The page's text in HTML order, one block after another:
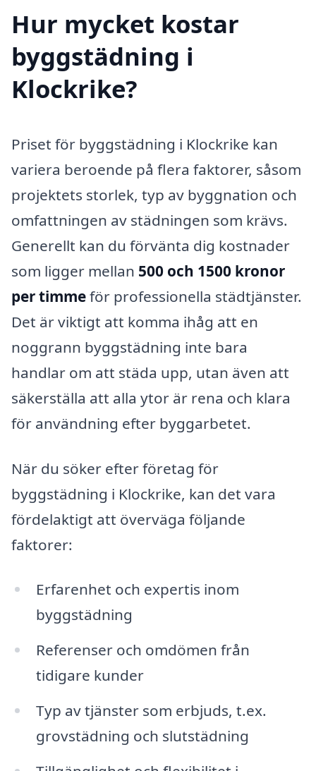
Hur mycket kostar
byggstädning i
Klockrike?
Priset för byggstädning i Klockrike kan
variera beroende på flera faktorer, såsom
projektets storlek, typ av byggnation och
omfattningen av städningen som krävs.
Generellt kan du förvänta dig kostnader
som ligger mellan 500 och 1500 kronor
per timmeför professionella städtjänster.
Det är viktigt att komma ihåg att en
noggrann byggstädning inte bara
handlar om att städa upp, utan även att
säkerställa att alla ytor är rena och klara
för användning efter byggarbetet.
När du söker efter företag för
byggstädning i Klockrike, kan det vara
fördelaktigt att överväga följande
faktorer:
Erfarenhet och expertis inom
byggstädning
Referenser och omdömen från
tidigare kunder
Typ av tjänster som erbjuds, t.ex.
grovstädning och slutstädning